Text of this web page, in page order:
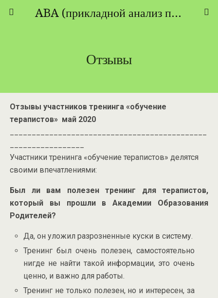
ABA (прикладной анализ поведения) - ТЕОРИЯ И ПРАКТИКА
Отзывы
Отзывы участников тренинга «обучение
терапистов» май 2020
Участники тренинга «обучение терапистов» делятся
своими впечатлениями:
Был ли вам полезен тренинг для терапистов,
который вы прошли в Академии Образования
Родителей?
Да, он уложил разрозненные куски в систему.
Тренинг был очень полезен, самостоятельно
нигде не найти такой информации, это очень
ценно, и важно для работы.
Тренинг не только полезен, но и интересен, за